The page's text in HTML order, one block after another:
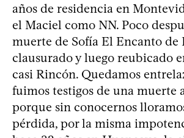
años de residencia en
el Maciel como NN. Poco
muerte de Sofía El Encanto de
clausurado y luego reubicado
casi Rincón. Quedamos
fuimos testigos de una muerte
porque sin conocernos
pérdida, por la misma